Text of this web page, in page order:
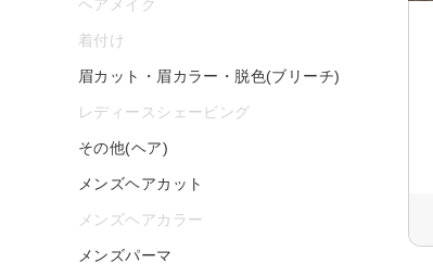
ヘアメイク
着付け
眉カット・眉カラー・脱色(ブリーチ)
レディースシェービング
その他(ヘア)
メンズヘアカット
メンズヘアカラー
メンズパーマ